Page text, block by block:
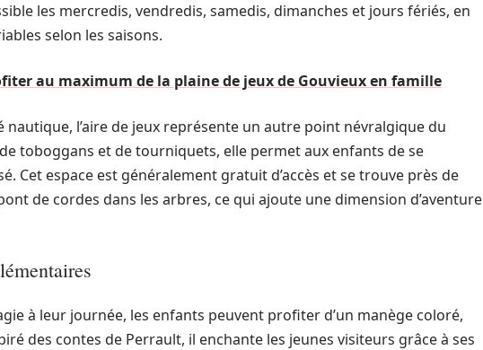
les mercredis, vendredis, samedis, dimanches et jours fériés, en
selon les saisons.
au maximum de la plaine de jeux de Gouvieux en famille
nautique, l’aire de jeux représente un autre point névralgique du
toboggans et de tourniquets, elle permet aux enfants de se
Cet espace est généralement gratuit d’accès et se trouve près de
de cordes dans les arbres, ce qui ajoute une dimension d’aventure
à leur journée, les enfants peuvent profiter d’un manège coloré,
des contes de Perrault, il enchante les jeunes visiteurs grâce à ses